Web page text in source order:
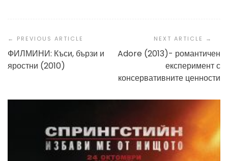
Navigation
ФИЛМИНИ: Къси, бързи и
яростни (2010)
Adore (2013)- романтичен
експеримент с
консервативните ценности